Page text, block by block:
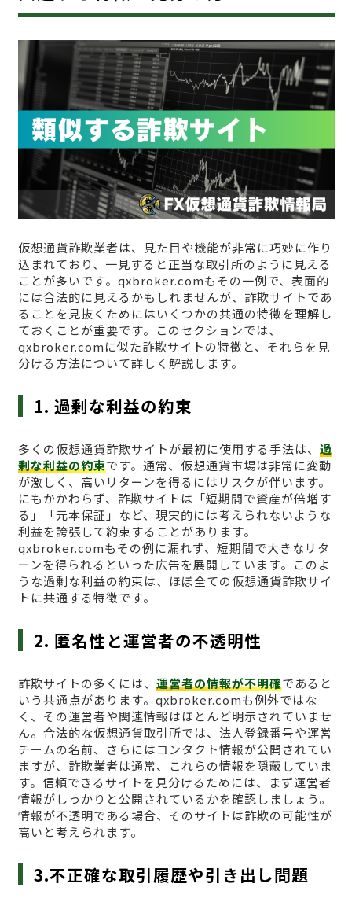
仮想通貨詐欺業者は、見た目や機能が非常に巧妙に作り
込まれており、一見すると正当な取引所のように見える
ことが多いです。qxbroker.comもその一例で、表面的
には合法的に見えるかもしれませんが、詐欺サイトであ
ることを見抜くためにはいくつかの共通の特徴を理解し
ておくことが重要です。このセクションでは、
qxbroker.comに似た詐欺サイトの特徴と、それらを見
分ける方法について詳しく解説します。
1. 過剰な利益の約束
多くの仮想通貨詐欺サイトが最初に使用する手法は、 過
剰な利益の約束です。通常、仮想通貨市場は非常に変動
が激しく、高いリターンを得るにはリスクが伴います。
にもかかわらず、詐欺サイトは「短期間で資産が倍増す
る」「元本保証」など、現実的には考えられないような
利益を誇張して約束することがあります。
qxbroker.comもその例に漏れず、短期間で大きなリタ
ーンを得られるといった広告を展開しています。このよ
うな過剰な利益の約束は、ほぼ全ての仮想通貨詐欺サイ
トに共通する特徴です。
2. 匿名性と運営者の不透明性
詐欺サイトの多くには、 運営者の情報が不明確であると
いう共通点があります。qxbroker.comも例外ではな
く、その運営者や関連情報はほとんど明示されていませ
ん。合法的な仮想通貨取引所では、法人登録番号や運営
チームの名前、さらにはコンタクト情報が公開されてい
ますが、詐欺業者は通常、これらの情報を隠蔽していま
す。信頼できるサイトを見分けるためには、まず運営者
情報がしっかりと公開されているかを確認しましょう。
情報が不透明である場合、そのサイトは詐欺の可能性が
高いと考えられます。
3.不正確な取引履歴や引き出し問題